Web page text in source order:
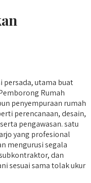
persada, utama buat
Rumah
penyempuraan rumah
perencanaan, desain,
pengawasan. satu
yang profesional
mengurusi segala
dan
sesuai sama tolak ukur